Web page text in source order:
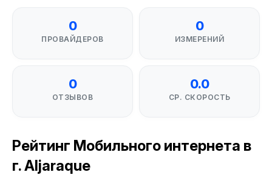
0
ПРОВАЙДЕРОВ
0
ИЗМЕРЕНИЙ
0
ОТЗЫВОВ
0.0
СР. СКОРОСТЬ
Рейтинг Мобильного интернета в
г. Aljaraque